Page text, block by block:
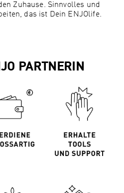
Zuhause. Sinnvolles und
das ist Dein ENJOlife.
PARTNERIN